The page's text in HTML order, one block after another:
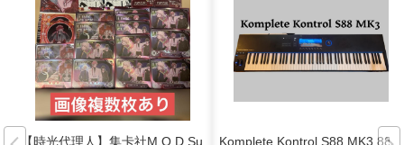
【時光代理人】集卡社M.O.D Su
Komplete Kontrol S88 MK3 88